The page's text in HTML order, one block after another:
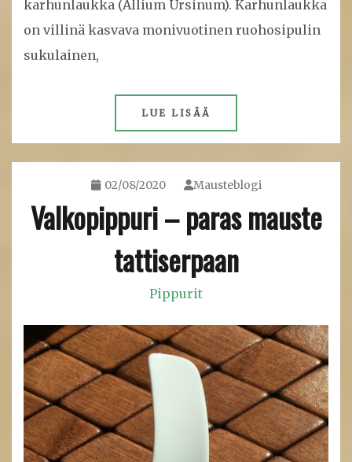
karhunlaukka (Allium Ursinum). Karhunlaukka
on villinä kasvava monivuotinen ruohosipulin
sukulainen,
LUE LISÄÄ
02/08/2020 Mausteblogi
Valkopippuri – paras mauste
tattiserpaan
Pippurit